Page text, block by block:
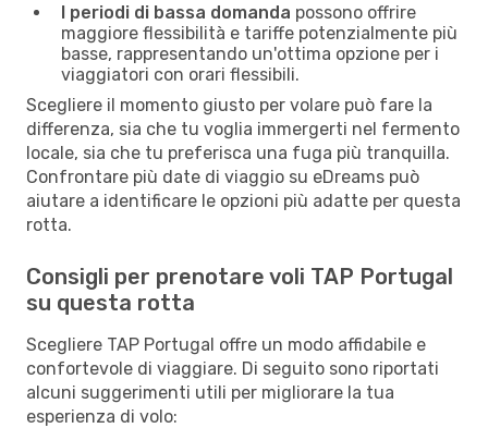
I periodi di bassa domanda possono offrire
maggiore flessibilità e tariffe potenzialmente più
basse, rappresentando un'ottima opzione per i
viaggiatori con orari flessibili.
Scegliere il momento giusto per volare può fare la
differenza, sia che tu voglia immergerti nel fermento
locale, sia che tu preferisca una fuga più tranquilla.
Confrontare più date di viaggio su eDreams può
aiutare a identificare le opzioni più adatte per questa
rotta.
Consigli per prenotare voli TAP Portugal
su questa rotta
Scegliere TAP Portugal offre un modo affidabile e
confortevole di viaggiare. Di seguito sono riportati
alcuni suggerimenti utili per migliorare la tua
esperienza di volo: